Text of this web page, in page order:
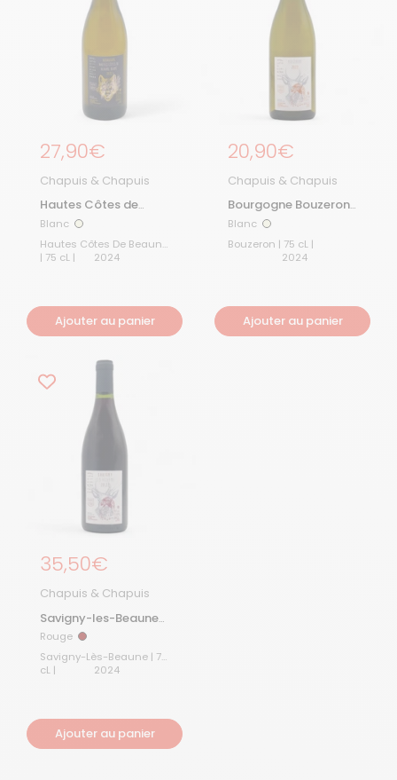
Prix régulier
27,90€
Chapuis & Chapuis
Hautes Côtes de
Beaune 2024
Blanc Blanc
Hautes Côtes De Beaune
| 75 cL |
2024
Ajouter au panier
Prix régulier
20,90€
Chapuis & Chapuis
Bourgogne Bouzeron
2024
Blanc Blanc
Bouzeron | 75 cL |
2024
Ajouter au panier
Prix régulier
35,50€
Chapuis & Chapuis
Savigny-les-Beaune
2024
Rouge Rouge
Savigny-Lès-Beaune | 75
cL |
2024
Ajouter au panier